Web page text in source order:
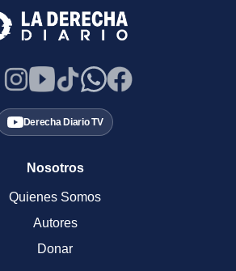
Derecha Diario TV
Nosotros
Quienes Somos
Autores
Donar